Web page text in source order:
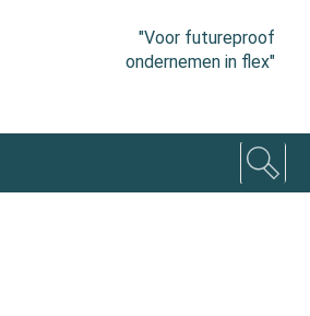
"Voor futureproof
ondernemen in flex"